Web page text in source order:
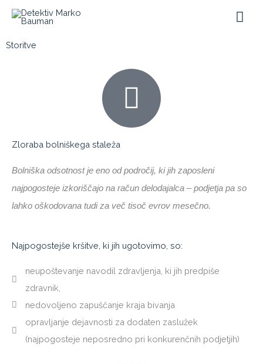
Skip
content
Storitve
Zloraba bolniškega staleža
Bolniška odsotnost je eno od področij, ki jih zaposleni
najpogosteje izkoriščajo na račun delodajalca – podjetja pa so
lahko oškodovana tudi za več tisoč evrov mesečno.
Najpogostejše kršitve, ki jih ugotovimo, so:
neupoštevanje navodil zdravljenja, ki jih predpiše
zdravnik,
nedovoljeno zapuščanje kraja bivanja
opravljanje dejavnosti za dodaten zaslužek
(najpogosteje neposredno pri konkurenčnih podjetjih)